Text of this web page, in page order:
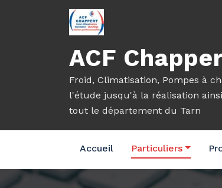
ACF
Froid, Climatisation, Pompes à
l'étude jusqu'à la réalisation
tout le département du Tarn
Accueil Particuliers